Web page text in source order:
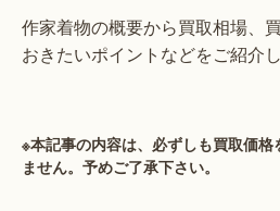
作家着物の概要から買取相場、
おきたいポイントなどをご紹介し
※本記事の内容は、必ずしも買取価
ません。予めご了承下さい。